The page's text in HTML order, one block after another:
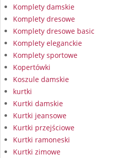
Komplety damskie
Komplety dresowe
Komplety dresowe basic
Komplety eleganckie
Komplety sportowe
Kopertówki
Koszule damskie
kurtki
Kurtki damskie
Kurtki jeansowe
Kurtki przejściowe
Kurtki ramoneski
Kurtki zimowe